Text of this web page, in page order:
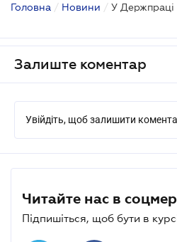
Головна / Новини / У Держпраці
Залиште коментар
Увійдіть, щоб залишити
Читайте нас в
Підпишіться, щоб бути в